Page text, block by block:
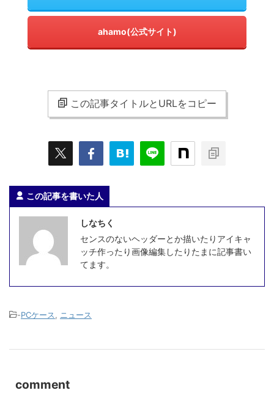
ahamo(公式サイト)
この記事タイトルとURLをコピー
この記事を書いた人
しなちく
センスのないヘッダーとか描いたりアイキャ
ッチ作ったり画像編集したりたまに記事書い
てます。
-PCケース ニュース
comment